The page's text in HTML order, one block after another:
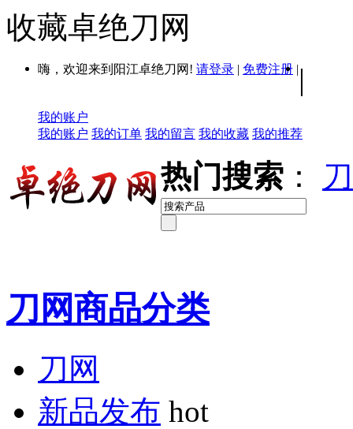
收藏卓绝刀网
嗨，欢迎来到阳江卓绝刀网! 请登录 | 免费注册 | |
我的账户
我的账户 我的订单 我的留言 我的收藏 我的推荐
热门搜索 ：
刀网商品分类
刀网
新品发布 hot